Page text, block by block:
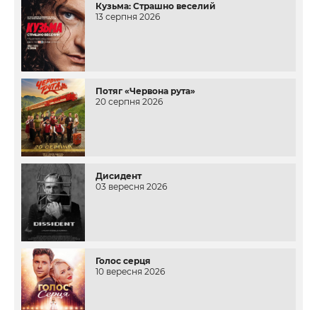
Кузьма: Страшно веселий
13 серпня 2026
Потяг «Червона рута»
20 серпня 2026
Дисидент
03 вересня 2026
Голос серця
10 вересня 2026